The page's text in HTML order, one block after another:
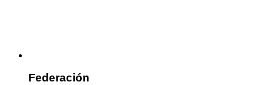
Federación